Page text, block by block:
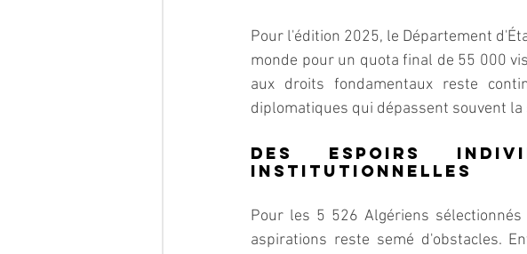
Pour l'édition 2025, le Département
monde pour un quota final de 55 000
aux droits fondamentaux reste
diplomatiques qui dépassent souvent
Des espoirs
institutionnelles
Pour les 5 526 Algériens
aspirations reste semé d'obstacles.